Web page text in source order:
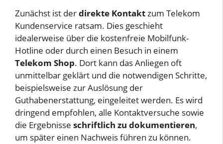
Zunächst ist derdirekte Kontaktzum Telekom
Kundenservice ratsam. Dies geschieht
idealerweise über die kostenfreie Mobilfunk-
Hotline oder durch einen Besuch in einem
Telekom Shop. Dort kann das Anliegen oft
unmittelbar geklärt und die notwendigen Schritte,
beispielsweise zur Auslösung der
Guthabenerstattung, eingeleitet werden. Es wird
dringend empfohlen, alle Kontaktversuche sowie
die Ergebnisse schriftlich zu dokumentieren,
um später einen Nachweis führen zu können.